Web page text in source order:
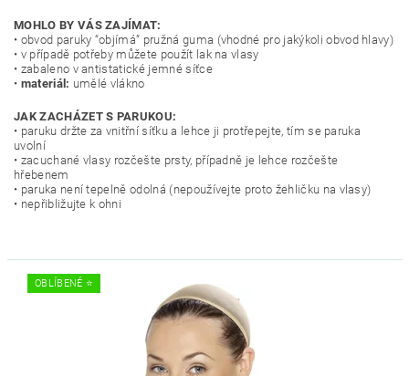
MOHLO BY VÁS ZAJÍMAT:
• obvod paruky “objímá” pružná guma (vhodné pro jakýkoli obvod hlavy)
• v případě potřeby můžete použít lak na vlasy
• zabaleno v antistatické jemné síťce
• materiál: umělé vlákno
JAK ZACHÁZET S PARUKOU:
• paruku držte za vnitřní síťku a lehce ji protřepejte, tím se paruka
uvolní
• zacuchané vlasy rozčešte prsty, případně je lehce rozčešte
hřebenem
• paruka není tepelně odolná (nepoužívejte proto žehličku na vlasy)
• nepřibližujte k ohni
OBLÍBENÉ ⭐️